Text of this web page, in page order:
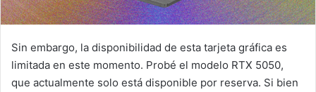
Sin embargo, la disponibilidad de esta tarjeta gráfica es
limitada en este momento. Probé el modelo RTX 5050,
que actualmente solo está disponible por reserva. Si bien